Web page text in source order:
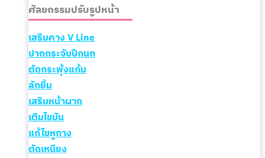
ศัลยกรรมปรับรูปหน้า
เสริมคาง V Line
ปากกระจับปีกนก
ตัดกระพุ้งแก้ม
ลักยิ้ม
เสริมหน้าผาก
เติมไขมัน
แก้ไขหูกาง
ตัดเหนียง